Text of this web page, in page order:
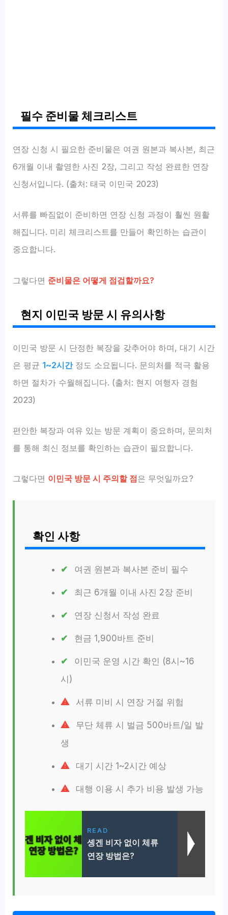
필수 준비물 체크리스트
연장 신청 시 필요한 준비물은 여권 원본과 복사본, 최근
6개월 이내 촬영한 사진 2장, 그리고 작성 완료한 연장
신청서입니다. (출처: 태국 이민국 2023)
서류를 빠짐없이 준비하면 연장 신청 과정이 훨씬 원활
해집니다. 미리 체크리스트를 만들어 확인하는 습관이
중요합니다.
그렇다면 준비물은 어떻게 점검할까요?
현지 이민국 방문 시 유의사항
이민국 방문 시 단정한 복장을 갖추어야 하며, 대기 시간
은 평균 1~2시간정도 소요됩니다. 문의처를 적극 활용
하면 절차가 수월해집니다. (출처: 현지 여행자 경험
2023)
편안한 복장과 여유 있는 방문 계획이 중요하며, 문의처
를 통해 최신 정보를 확인하는 습관이 필요합니다.
그렇다면 이민국 방문 시 주의할 점은 무엇일까요?
확인 사항
여권 원본과 복사본 준비 필수
최근 6개월 이내 사진 2장 준비
연장 신청서 작성 완료
현금 1,900바트 준비
이민국 운영 시간 확인 (8시~16
시)
서류 미비 시 연장 거절 위험
무단 체류 시 벌금 500바트/일 발
생
대기 시간 1~2시간 예상
대행 이용 시 추가 비용 발생 가능
READ
솅겐 비자 없이 체류
연장 방법은?